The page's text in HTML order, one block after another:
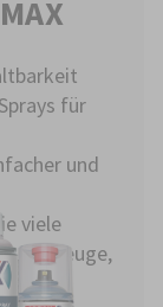
für
und
viele